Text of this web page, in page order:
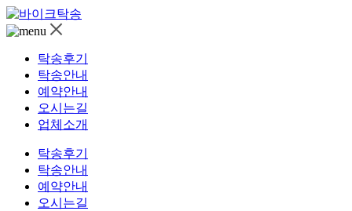
바이크탁송
전국 바이크운송 오토바이용달
탁송후기
탁송안내
예약안내
오시는길
업체소개
탁송후기
탁송안내
예약안내
오시는길